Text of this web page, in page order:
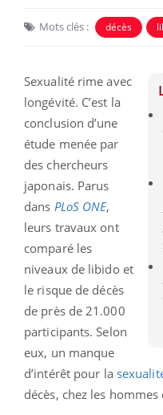
Mots clés : décès
Sexualité rime avec
longévité. C’est la
conclusion d’une
étude menée par
des chercheurs
japonais. Parus
dans PLoS ONE,
leurs travaux ont
comparé les
niveaux de libido et
le risque de décès
de près de 21.000
participants. Selon
eux, un manque
d’intérêt pour la
décès, chez les